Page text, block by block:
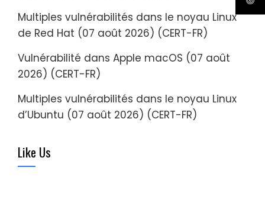
Multiples vulnérabilités dans le noyau Linux
de Red Hat (07 août 2026) (CERT-FR)
Vulnérabilité dans Apple macOS (07 août
2026) (CERT-FR)
Multiples vulnérabilités dans le noyau Linux
d’Ubuntu (07 août 2026) (CERT-FR)
Like Us